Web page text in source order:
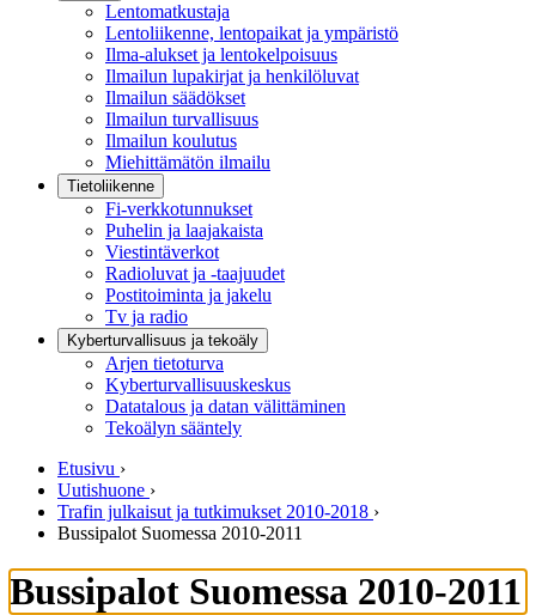
Lentomatkustaja
Lentoliikenne, lentopaikat ja ympäristö
Ilma-alukset ja lentokelpoisuus
Ilmailun lupakirjat ja henkilöluvat
Ilmailun säädökset
Ilmailun turvallisuus
Ilmailun koulutus
Miehittämätön ilmailu
Tietoliikenne
Fi-verkkotunnukset
Puhelin ja laajakaista
Viestintäverkot
Radioluvat ja -taajuudet
Postitoiminta ja jakelu
Tv ja radio
Kyberturvallisuus ja tekoäly
Arjen tietoturva
Kyberturvallisuuskeskus
Datatalous ja datan välittäminen
Tekoälyn sääntely
Etusivu ›
Uutishuone ›
Trafin julkaisut ja tutkimukset 2010-2018 ›
Bussipalot Suomessa 2010-2011
Bussipalot Suomessa 2010-2011